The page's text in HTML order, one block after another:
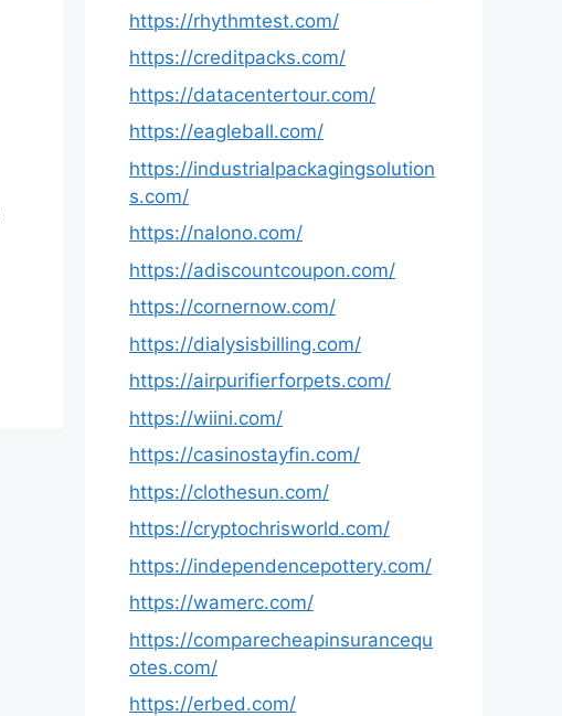
https://rhythmtest.com/
https://creditpacks.com/
https://datacentertour.com/
https://eagleball.com/
https://industrialpackagingsolution
s.com/
https://nalono.com/
https://adiscountcoupon.com/
https://cornernow.com/
https://dialysisbilling.com/
https://airpurifierforpets.com/
https://wiini.com/
https://casinostayfin.com/
https://clothesun.com/
https://cryptochrisworld.com/
https://independencepottery.com/
https://wamerc.com/
https://comparecheapinsurancequ
otes.com/
https://erbed.com/